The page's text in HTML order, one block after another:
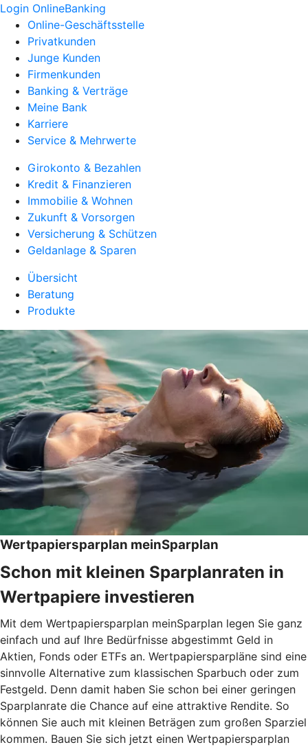
Login OnlineBanking
Online-Geschäftsstelle
Privatkunden
Junge Kunden
Firmenkunden
Banking & Verträge
Meine Bank
Karriere
Service & Mehrwerte
Girokonto & Bezahlen
Kredit & Finanzieren
Immobilie & Wohnen
Zukunft & Vorsorgen
Versicherung & Schützen
Geldanlage & Sparen
Übersicht
Beratung
Produkte
Wertpapiersparplan meinSparplan
Schon mit kleinen Sparplanraten in
Wertpapiere investieren
Mit dem Wertpapiersparplan meinSparplan legen Sie ganz
einfach und auf Ihre Bedürfnisse abgestimmt Geld in
Aktien, Fonds oder ETFs an. Wertpapiersparpläne sind eine
sinnvolle Alternative zum klassischen Sparbuch oder zum
Festgeld. Denn damit haben Sie schon bei einer geringen
Sparplanrate die Chance auf eine attraktive Rendite. So
können Sie auch mit kleinen Beträgen zum großen Sparziel
kommen. Bauen Sie sich jetzt einen Wertpapiersparplan